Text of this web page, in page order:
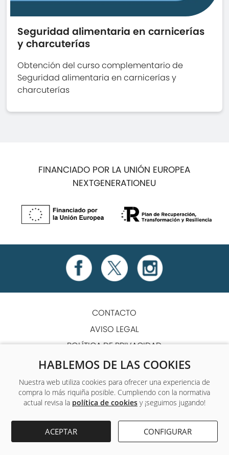
HABLEMOS DE LAS COOKIES
Nuestra web utiliza cookies para ofrecer una experiencia de
compra lo más riquiña posible. Cumpliendo con la normativa
actual revisa la política de cookiesy ¡seguimos jugando!
ACEPTAR CONFIGURAR
Seguridad alimentaria en carnicerías
y charcuterías
Obtención del curso complementario de
Seguridad alimentaria en carnicerías y
charcuterías
FINANCIADO POR LA UNIÓN EUROPEA
NEXTGENERATIONEU
CONTACTO
AVISO LEGAL
POLÍTICA DE PRIVACIDAD
POLÍTICA DE COOKIES
TÉRMINOS Y CONDICIONES
ACCESIBILIDAD
Único centro de formación y empleo que ofrece a sus
alumnos formación complementaria gratuita.